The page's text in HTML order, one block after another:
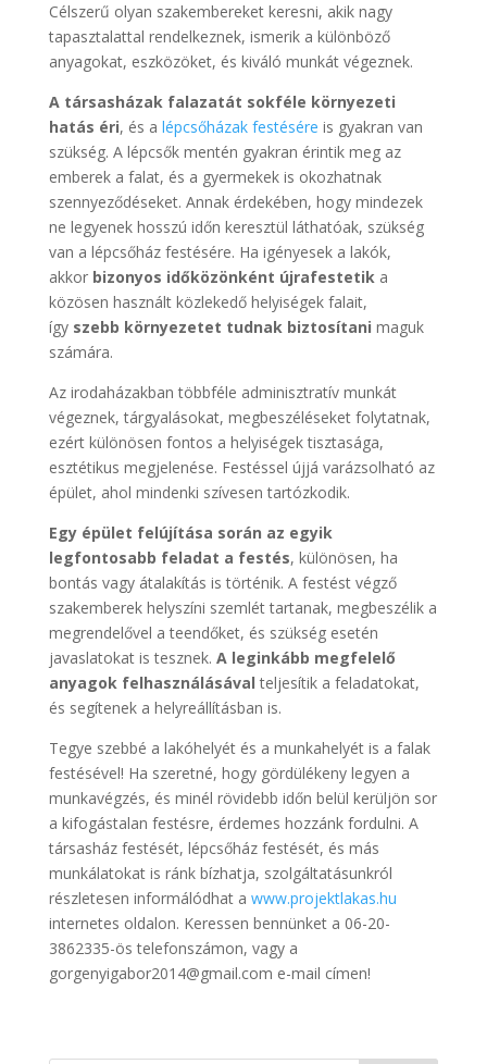
Célszerű olyan szakembereket keresni, akik nagy
tapasztalattal rendelkeznek, ismerik a különböző
anyagokat, eszközöket, és kiváló munkát végeznek.
A társasházak falazatát sokféle környezeti
hatás éri, és a lépcsőházak festésére is gyakran van
szükség. A lépcsők mentén gyakran érintik meg az
emberek a falat, és a gyermekek is okozhatnak
szennyeződéseket. Annak érdekében, hogy mindezek
ne legyenek hosszú időn keresztül láthatóak, szükség
van a lépcsőház festésére. Ha igényesek a lakók,
akkor bizonyos időközönként újrafestetika
közösen használt közlekedő helyiségek falait,
így szebb környezetet tudnak biztosítani maguk
számára.
Az irodaházakban többféle adminisztratív munkát
végeznek, tárgyalásokat, megbeszéléseket folytatnak,
ezért különösen fontos a helyiségek tisztasága,
esztétikus megjelenése. Festéssel újjá varázsolható az
épület, ahol mindenki szívesen tartózkodik.
Egy épület felújítása során az egyik
legfontosabb feladat a festés, különösen, ha
bontás vagy átalakítás is történik. A festést végző
szakemberek helyszíni szemlét tartanak, megbeszélik a
megrendelővel a teendőket, és szükség esetén
javaslatokat is tesznek. A leginkább megfelelő
anyagok felhasználásával teljesítik a feladatokat,
és segítenek a helyreállításban is.
Tegye szebbé a lakóhelyét és a munkahelyét is a falak
festésével! Ha szeretné, hogy gördülékeny legyen a
munkavégzés, és minél rövidebb időn belül kerüljön sor
a kifogástalan festésre, érdemes hozzánk fordulni. A
társasház festését, lépcsőház festését, és más
munkálatokat is ránk bízhatja, szolgáltatásunkról
részletesen informálódhat a www.projektlakas.hu
internetes oldalon. Keressen bennünket a 06-20-
3862335-ös telefonszámon, vagy a
gorgenyigabor2014@gmail.com e-mail címen!